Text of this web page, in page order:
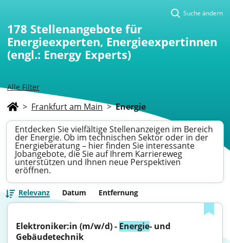
Alle Filter
Suche ändern
178 Stellenangebote für
Energieexperten, Energieexpertinnen
(engl.: Energy Experts)
> Frankfurt am Main > Energie
Entdecken Sie vielfältige Stellenanzeigen im Bereich
der Energie. Ob im technischen Sektor oder in der
Energieberatung – hier finden Sie interessante
Jobangebote, die Sie auf Ihrem Karriereweg
unterstützen und Ihnen neue Perspektiven
eröffnen.
Relevanz Datum Entfernung
Elektroniker:in (m/w/d) - Energie- und
Gebäudetechnik